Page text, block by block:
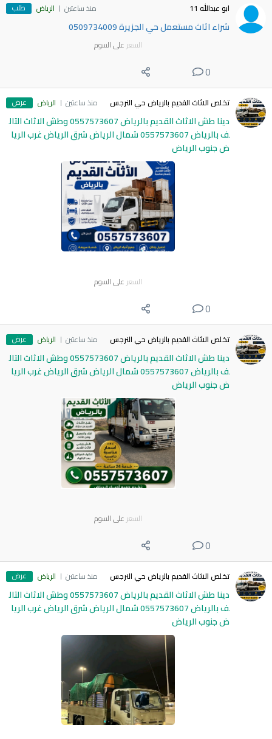
ابو عبدالله 11 منذ ساعتين الرياض طلب
شراء اثاث مستعمل حي الجزيرة 0509734009
السعر على السوم
0
تخلص الاثاث القديم بالرياض حي النرجس منذ ساعتين الرياض عرض
دينا طش الاثاث القديم بالرياض 0557573607 وطش الاثاث التال
ف بالرياض 0557573607 شمال الرياض شرق الرياض غرب الريا
ض جنوب الرياض
السعر على السوم
0
تخلص الاثاث القديم بالرياض حي النرجس منذ ساعتين الرياض عرض
دينا طش الاثاث القديم بالرياض 0557573607 وطش الاثاث التال
ف بالرياض 0557573607 شمال الرياض شرق الرياض غرب الريا
ض جنوب الرياض
السعر على السوم
0
تخلص الاثاث القديم بالرياض حي النرجس منذ ساعتين الرياض عرض
دينا طش الاثاث القديم بالرياض 0557573607 وطش الاثاث التال
ف بالرياض 0557573607 شمال الرياض شرق الرياض غرب الريا
ض جنوب الرياض